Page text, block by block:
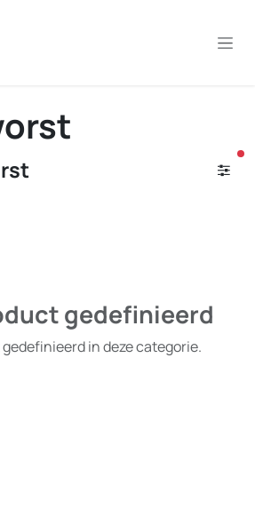
gedefinieerd
in deze categorie.